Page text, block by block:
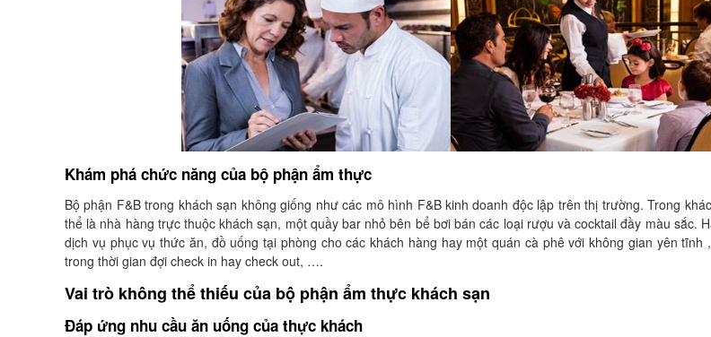
Khám phá chức năng của bộ phận ẩm thực
Bộ phận F&B trong khách sạn không giống như các mô hình F&B kinh doanh độc lập trên thị trường. Trong
thể là nhà hàng trực thuộc khách sạn, một quầy bar nhỏ bên bể bơi bán các loại rượu và cocktail đầy màu sắc.
dịch vụ phục vụ thức ăn, đồ uống tại phòng cho các khách hàng hay một quán cà phê với không gian yên tĩnh
trong thời gian đợi check in hay check out, ….
Vai trò không thể thiếu của bộ phận ẩm thực khách sạn
Đáp ứng nhu cầu ăn uống của thực khách